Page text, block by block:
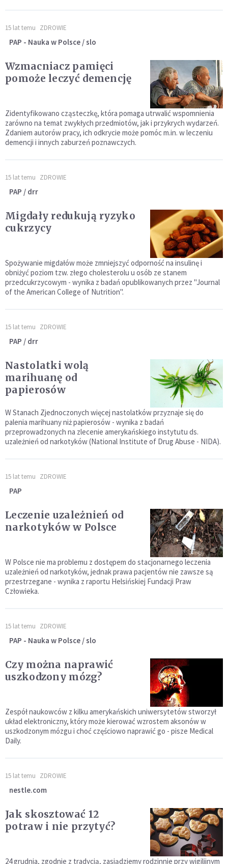
15 lat temu ZDROWIE
PAP - Nauka w Polsce / slo
Wzmacniacz pamięci
pomoże leczyć demencję
Zidentyfikowano cząsteczkę, która pomaga utrwalić wspomnienia
zarówno na temat zwykłych przedmiotów, jak i przykrych wydarzeń.
Zdaniem autorów pracy, ich odkrycie może pomóc m.in. w leczeniu
demencji i innych zaburzeń poznawczych.
15 lat temu ZDROWIE
PAP / drr
Migdały redukują ryzyko
cukrzycy
Spożywanie migdałów może zmniejszyć odporność na insulinę i
obniżyć poziom tzw. złego cholesterolu u osób ze stanem
przedcukrzycowym - wynika z badań opublikowanych przez "Journal
of the American College of Nutrition".
15 lat temu ZDROWIE
PAP / drr
Nastolatki wolą
marihuanę od
papierosów
W Stanach Zjednoczonych więcej nastolatków przyznaje się do
palenia marihuany niż papierosów - wynika z badań
przeprowadzonych na zlecenie amerykańskiego instytutu ds.
uzależnień od narkotyków (National Institute of Drug Abuse - NIDA).
15 lat temu ZDROWIE
PAP
Leczenie uzależnień od
narkotyków w Polsce
W Polsce nie ma problemu z dostępem do stacjonarnego leczenia
uzależnień od narkotyków, jednak prawa pacjentów nie zawsze są
przestrzegane - wynika z raportu Helsińskiej Fundacji Praw
Człowieka.
15 lat temu ZDROWIE
PAP - Nauka w Polsce / slo
Czy można naprawić
uszkodzony mózg?
Zespół naukowców z kilku amerykańskich uniwersytetów stworzył
układ elektroniczny, który może kierować wzrostem aksonów w
uszkodzonym mózgu i choć częściowo naprawić go - pisze Medical
Daily.
15 lat temu ZDROWIE
nestle.com
Jak skosztować 12
potraw i nie przytyć?
24 grudnia, zgodnie z tradycją, zasiądziemy rodzinnie przy wigilijnym